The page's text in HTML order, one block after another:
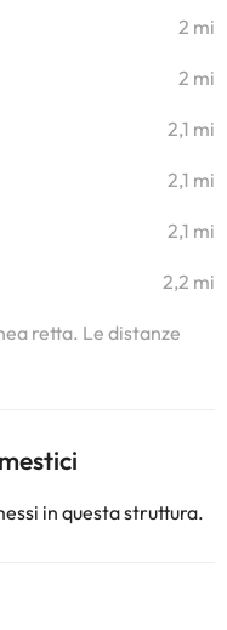
2 mi
2 mi
2,1 mi
2,1 mi
2,1 mi
2,2 mi
retta. Le distanze
in questa struttura.